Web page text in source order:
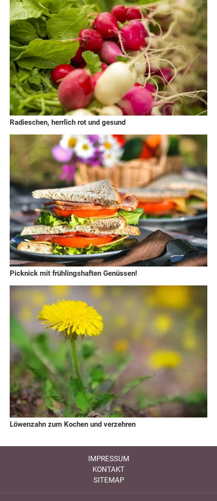
Radieschen, herrlich rot und gesund
Picknick mit frühlingshaften Genüssen!
Löwenzahn zum Kochen und verzehren
IMPRESSUM
KONTAKT
SITEMAP